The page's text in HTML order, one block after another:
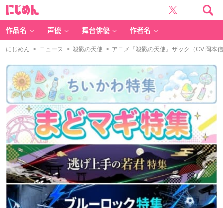
作品名 声優 舞台俳優 作者名
にじめん > ニュース > 殺戮の天使 > アニメ『殺戮の天使』ザック（CV.岡本